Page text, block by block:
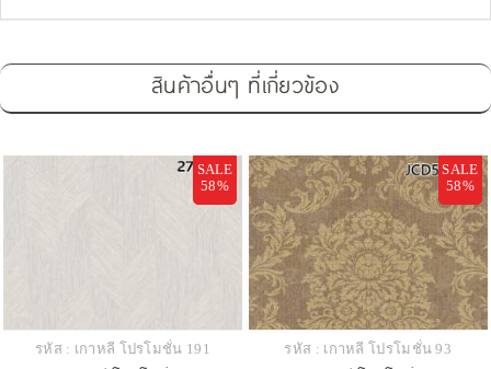
สินค้าอื่นๆ ที่เกี่ยวข้อง
SALE
58%
รหัส : เกาหลี โปรโมชั่น 191
SALE
58%
รหัส : เกาหลี โปรโมชั่น 93